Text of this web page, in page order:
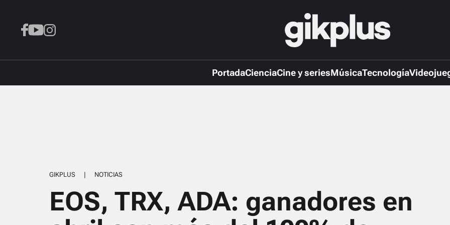
PortadaCienciaCine y seriesMúsicaTecnología
GIKPLUS | NOTICIAS
EOS, TRX, ADA: ganadores en